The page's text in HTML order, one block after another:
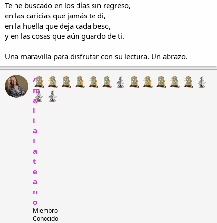
Te he buscado en los días sin regreso,
en las caricias que jamás te di,
en la huella que deja cada beso,
y en las cosas que aún guardo de ti.
Una maravilla para disfrutar con su lectura. Un abrazo.
A
m
a
l
i
a
L
a
t
e
a
n
o
Miembro
Conocido